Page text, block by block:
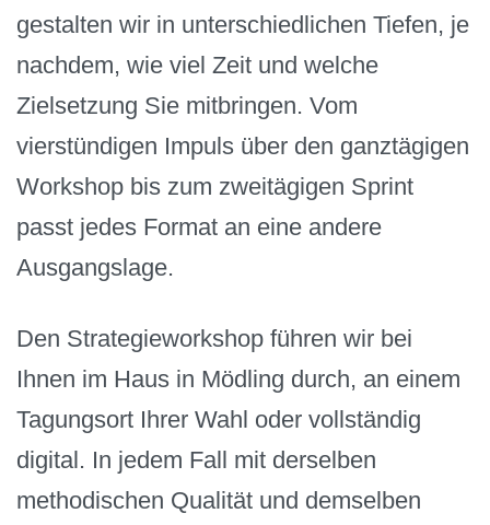
gestalten wir in unterschiedlichen Tiefen, je
nachdem, wie viel Zeit und welche
Zielsetzung Sie mitbringen. Vom
vierstündigen Impuls über den ganztägigen
Workshop bis zum zweitägigen Sprint
passt jedes Format an eine andere
Ausgangslage.
Den Strategieworkshop führen wir bei
Ihnen im Haus in Mödling durch, an einem
Tagungsort Ihrer Wahl oder vollständig
digital. In jedem Fall mit derselben
methodischen Qualität und demselben